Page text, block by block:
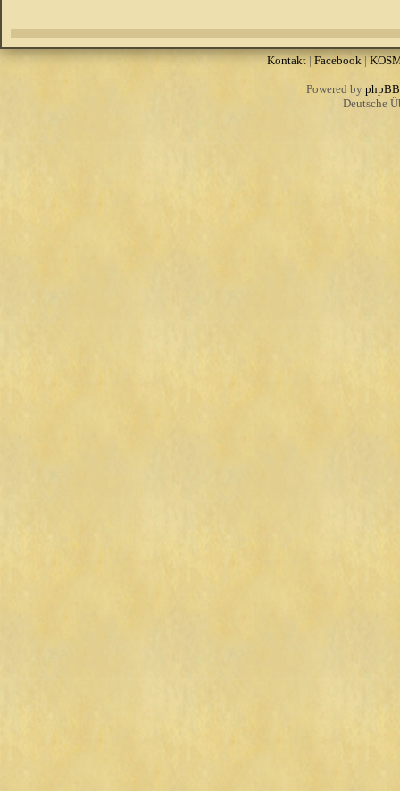
Kontakt|Facebook|
Powered by phpBB
Deutsche